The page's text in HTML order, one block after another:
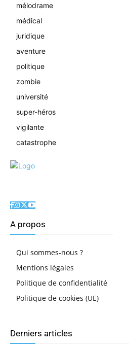
mélodrame
médical
juridique
aventure
politique
zombie
université
super-héros
vigilante
catastrophe
A propos
Qui sommes-nous ?
Mentions légales
Politique de confidentialité
Politique de cookies (UE)
Derniers articles